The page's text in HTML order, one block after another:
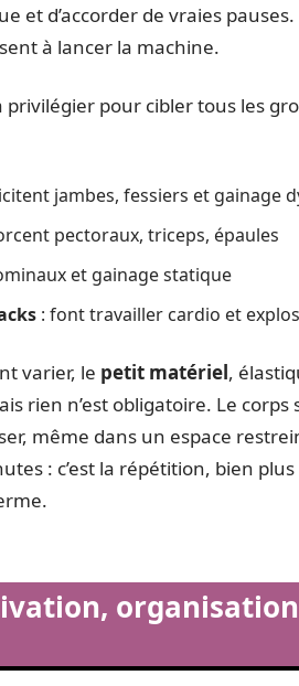
et d’accorder de vraies
à lancer la machine.
privilégier pour cibler tous les
jambes, fessiers et gainage
pectoraux, triceps, épaules
et gainage statique
: font travailler cardio et
varier, le petit matériel,
rien n’est obligatoire. Le
même dans un espace
: c’est la répétition, bien